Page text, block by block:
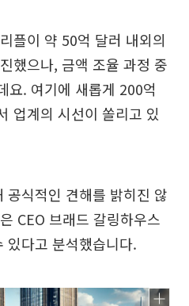
플이 약 50억 달러 내외의
했으나, 금액 조율 과정 중
요. 여기에 새롭게 200억
업계의 시선이 쏠리고 있
공식적인 견해를 밝히진 않
CEO 브래드 갈링하우스
있다고 분석했습니다.